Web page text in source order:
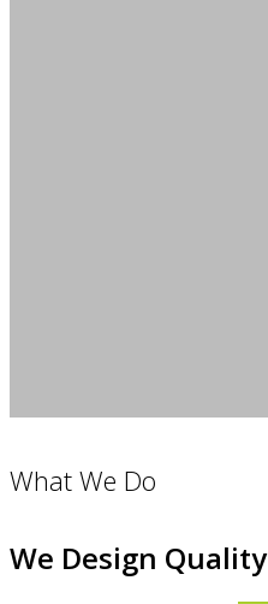
What We Do
We Design Quality